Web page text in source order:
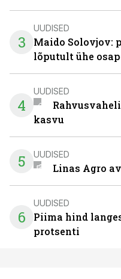
3
UUDISED
Maido Solovjov:
lõputult ühe
4
UUDISED
kasvu
5 UUDISED
Linas Agro
6
UUDISED
Piima hind
protsenti